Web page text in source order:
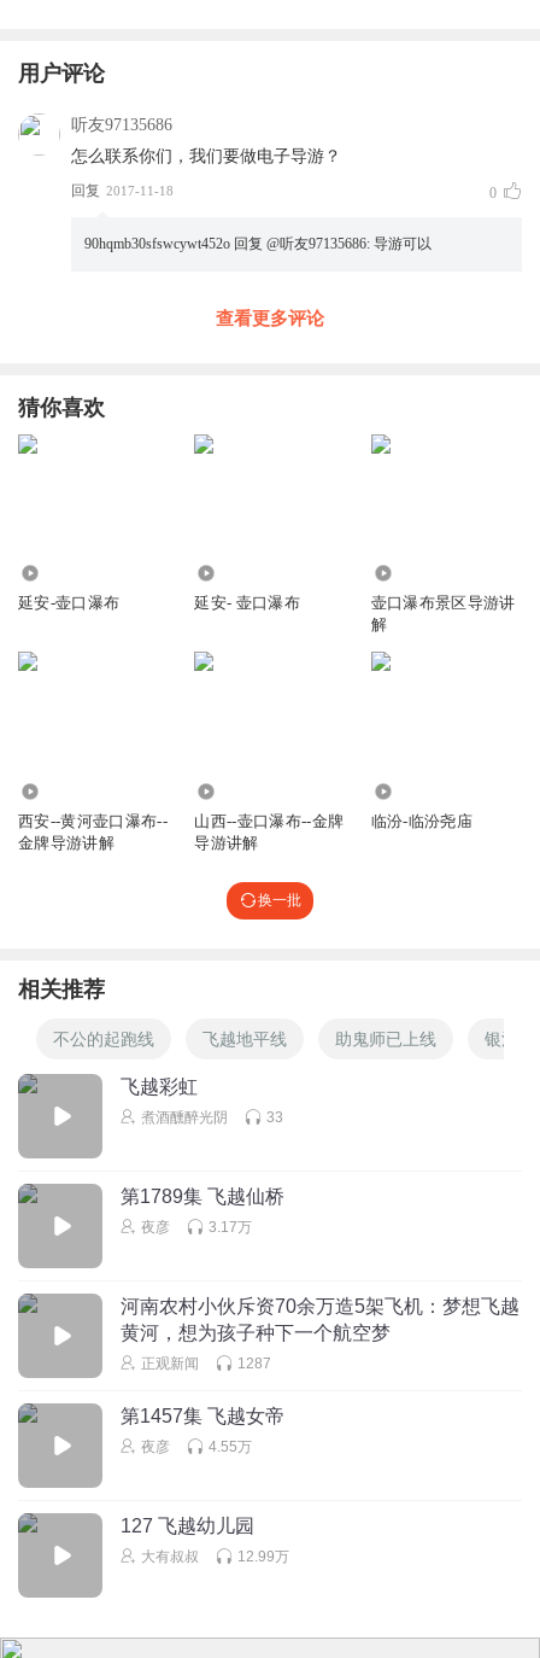
用户评论
听友97135686
怎么联系你们，我们要做电子导游？
回复 2017-11-18 0
90hqmb30sfswcywt452o 回复 @听友97135686: 导游可以
查看更多评论
猜你喜欢
延安-壶口瀑布 延安- 壶口瀑布
壶口瀑布景区导游讲
解
西安--黄河壶口瀑布--
金牌导游讲解
山西--壶口瀑布--金牌
导游讲解
临汾-临汾尧庙
换一批
相关推荐
不公的起跑线 飞越地平线 助鬼师已上线 银河战
飞越彩虹
煮酒醺醉光阴 33
第1789集 飞越仙桥
夜彦 3.17万
河南农村小伙斥资70余万造5架飞机：梦想飞越
黄河，想为孩子种下一个航空梦
正观新闻 1287
第1457集 飞越女帝
夜彦 4.55万
127 飞越幼儿园
大有叔叔 12.99万